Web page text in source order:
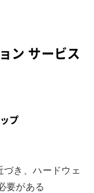
ン サービス
プ
き、ハードウェ
要がある